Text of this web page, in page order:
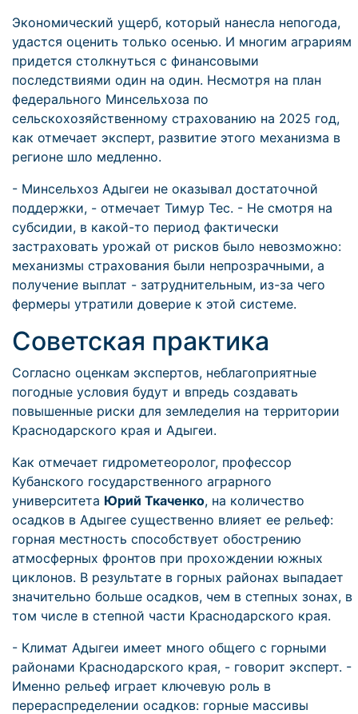
Экономический ущерб, который нанесла непогода,
удастся оценить только осенью. И многим аграриям
придется столкнуться с финансовыми
последствиями один на один. Несмотря на план
федерального Минсельхоза по
сельскохозяйственному страхованию на 2025 год,
как отмечает эксперт, развитие этого механизма в
регионе шло медленно.
- Минсельхоз Адыгеи не оказывал достаточной
поддержки, - отмечает Тимур Тес. - Не смотря на
субсидии, в какой-то период фактически
застраховать урожай от рисков было невозможно:
механизмы страхования были непрозрачными, а
получение выплат - затруднительным, из-за чего
фермеры утратили доверие к этой системе.
Советская практика
Согласно оценкам экспертов, неблагоприятные
погодные условия будут и впредь создавать
повышенные риски для земледелия на территории
Краснодарского края и Адыгеи.
Как отмечает гидрометеоролог, профессор
Кубанского государственного аграрного
университета Юрий Ткаченко, на количество
осадков в Адыгее существенно влияет ее рельеф:
горная местность способствует обострению
атмосферных фронтов при прохождении южных
циклонов. В результате в горных районах выпадает
значительно больше осадков, чем в степных зонах, в
том числе в степной части Краснодарского края.
- Климат Адыгеи имеет много общего с горными
районами Краснодарского края, - говорит эксперт. -
Именно рельеф играет ключевую роль в
перераспределении осадков: горные массивы